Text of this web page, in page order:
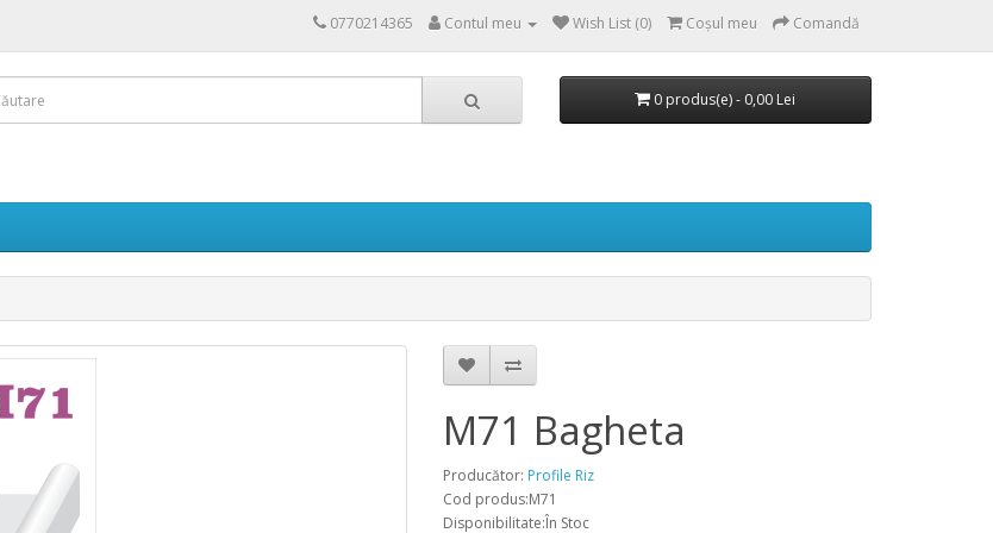
0770214365 Contul meu Wish List (0) Coşul meu Comandă
0 produs(e) - 0,00 Lei
M71 Bagheta
Producător: Profile Riz
Cod produs:M71
Disponibilitate:În Stoc